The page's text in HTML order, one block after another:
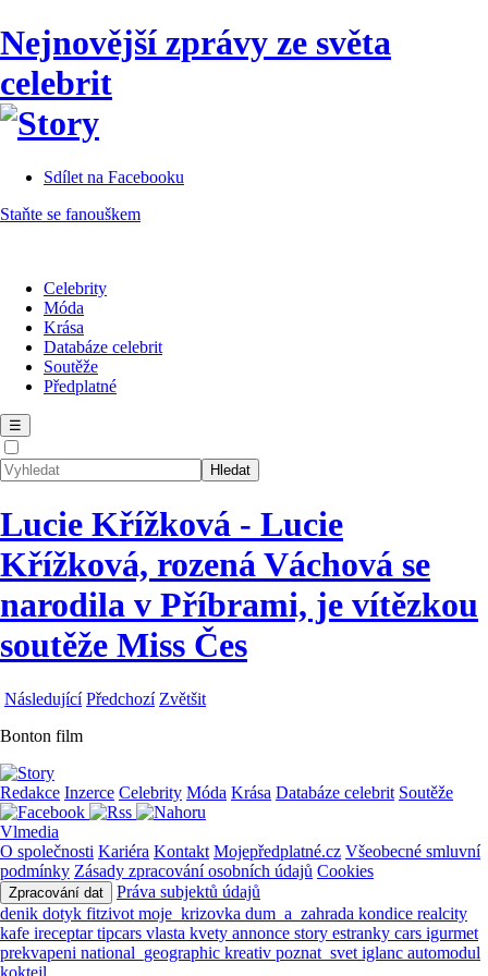
Nejnovější zprávy ze světa
celebrit
Sdílet na Facebooku
Staňte se fanouškem
Celebrity
Móda
Krása
Databáze celebrit
Soutěže
Předplatné
☰
Lucie Křížková - Lucie
Křížková, rozená Váchová se
narodila v Příbrami, je vítězkou
soutěže Miss Čes
Následující Předchozí Zvětšit
Bonton film
Redakce Inzerce Celebrity Móda Krása Databáze celebrit Soutěže
Vlmedia
O společnosti Kariéra Kontakt Mojepředplatné.cz Všeobecné smluvní
podmínky Zásady zpracování osobních údajů Cookies
Zpracování dat
Práva subjektů údajů
denik dotyk fitzivot moje_krizovka dum_a_zahrada kondice realcity
kafe ireceptartipcars vlasta kvety annonce story estranky cars igurmet
prekvapeni national_geographic kreativ poznat_svet iglanc automodul
koktejl